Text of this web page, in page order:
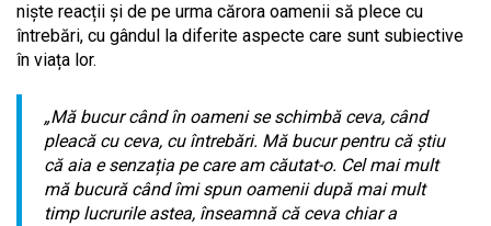
niște reacții și de pe urma cărora oamenii să plece cu
întrebări, cu gândul la diferite aspecte care sunt subiective
în viața lor.
„Mă bucur când în oameni se schimbă ceva, când
pleacă cu ceva, cu întrebări. Mă bucur pentru că știu
că aia e senzația pe care am căutat-o. Cel mai mult
mă bucură când îmi spun oamenii după mai mult
timp lucrurile astea, înseamnă că ceva chiar a